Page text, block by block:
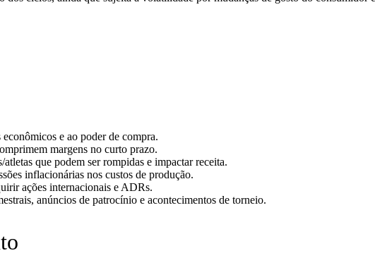
e ao poder de compra.
margens no curto prazo.
que podem ser rompidas e impactar receita.
inflacionárias nos custos de produção.
ações internacionais e ADRs.
anúncios de patrocínio e acontecimentos de torneio.